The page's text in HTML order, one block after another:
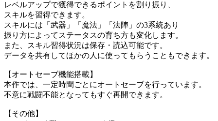
レベルアップで獲得できるポイントを割り振り、
スキルを習得できます。
スキルには「武器」「魔法」「法陣」の3系統あり
振り方によってステータスの育ち方も変化します。
また、スキル習得状況は保存・読込可能です。
データを共有してほかの人に使ってもらうこともできます。
【オートセーブ機能搭載】
本作では、一定時間ごとにオートセーブを行っています。
不意に戦闘不能となってもすぐ再開できます。
【その他】